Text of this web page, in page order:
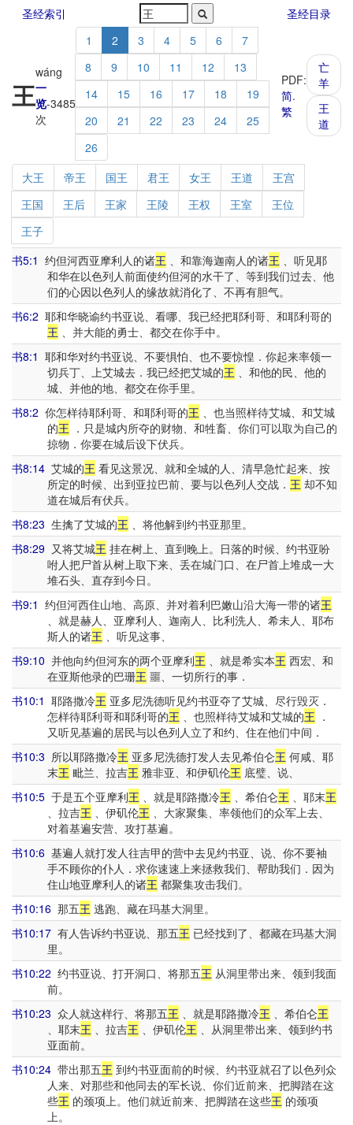
圣经索引 圣经目录
王
wáng
一
览-3485
次
1 2 3 4 5 6
7
8
9 10 11 12
13
14
15 16 17 18
19
20
21 22 23 24
25
26
PDF:
简.
繁
亡
羊
王
道
大王 帝王 国王 君王 女王 王道
王宫
王国
王后 王家 王陵 王权 王室
王位
王子
书5:1 约但河西亚摩利人的诸王 、和靠海迦南人的诸王 、听见耶
和华在以色列人前面使约但河的水干了、等到我们过去、他
们的心因以色列人的缘故就消化了、不再有胆气。
书6:2 耶和华晓谕约书亚说、看哪、我已经把耶利哥、和耶利哥的
王 、并大能的勇士、都交在你手中。
书8:1 耶和华对约书亚说、不要惧怕、也不要惊惶．你起来率领一
切兵丁、上艾城去．我已经把艾城的王 、和他的民、他的
城、并他的地、都交在你手里。
书8:2 你怎样待耶利哥、和耶利哥的王 、也当照样待艾城、和艾城
的王 ．只是城内所夺的财物、和牲畜、你们可以取为自己的
掠物．你要在城后设下伏兵。
书8:14 艾城的王 看见这景况、就和全城的人、清早急忙起来、按
所定的时候、出到亚拉巴前、要与以色列人交战． 王 却不知
道在城后有伏兵。
书8:23 生擒了艾城的王 、将他解到约书亚那里。
书8:29 又将艾城王 挂在树上、直到晚上。日落的时候、约书亚吩
咐人把尸首从树上取下来、丢在城门口、在尸首上堆成一大
堆石头、直存到今日。
书9:1 约但河西住山地、高原、并对着利巴嫩山沿大海一带的诸王
、就是赫人、亚摩利人、迦南人、比利洗人、希未人、耶布
斯人的诸王 、听见这事、
书9:10 并他向约但河东的两个亚摩利王 、就是希实本王 西宏、和
在亚斯他录的巴珊王 噩、一切所行的事．
书10:1 耶路撒冷王 亚多尼洗德听见约书亚夺了艾城、尽行毁灭．
怎样待耶利哥和耶利哥的王 、也照样待艾城和艾城的王 ．
又听见基遍的居民与以色列人立了和约、住在他们中间．
书10:3 所以耶路撒冷王 亚多尼洗德打发人去见希伯仑王 何咸、耶
末王 毗兰、拉吉王 雅非亚、和伊矶伦王 底璧、说、
书10:5 于是五个亚摩利王 、就是耶路撒冷王 、希伯仑王 、耶末王
、拉吉王 、伊矶伦王 、大家聚集、率领他们的众军上去、
对着基遍安营、攻打基遍。
书10:6 基遍人就打发人往吉甲的营中去见约书亚、说、你不要袖
手不顾你的仆人．求你速速上来拯救我们、帮助我们．因为
住山地亚摩利人的诸王 都聚集攻击我们。
书10:16 那五王 逃跑、藏在玛基大洞里。
书10:17 有人告诉约书亚说、那五王 已经找到了、都藏在玛基大洞
里。
书10:22 约书亚说、打开洞口、将那五王 从洞里带出来、领到我面
前。
书10:23 众人就这样行、将那五王 、就是耶路撒冷王 、希伯仑王
、耶末王 、拉吉王 、伊矶伦王 、从洞里带出来、领到约书
亚面前。
书10:24 带出那五王 到约书亚面前的时候、约书亚就召了以色列众
人来、对那些和他同去的军长说、你们近前来、把脚踏在这
些王 的颈项上。他们就近前来、把脚踏在这些王 的颈项
上。